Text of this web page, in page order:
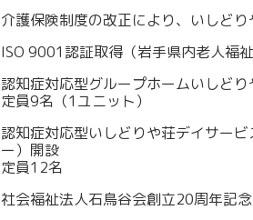
介護保険制度の改正により、いしど
ISO 9001認証取得（岩手県内老人福
認知症対応型グループホームいしど
定員9名（1ユニット）
認知症対応型いしどりや荘デイサー
ー）開設
定員12名
社会福祉法人石鳥谷会創立20周年記